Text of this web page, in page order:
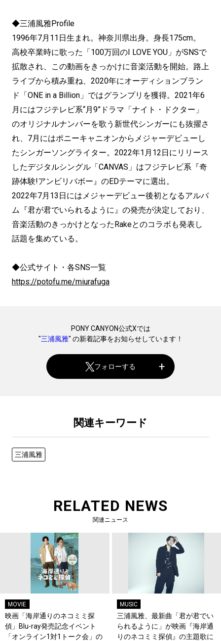
◆三浦風雅Profile
1996年7月11日生まれ。神奈川県出身。身長175cm。
高校卒業時に歌った「100万回のI LOVE YOU」がSNSで
拡散され、この動画をきっかけに音楽活動を開始。路上
ライブから積み重ね、2020年にオーディションブラン
ド「ONE in a Billion」ではグランプリを獲得。2021年6
月にはフジテレビ系“月9”ドラマ「ナイト・ドクター」
のオリジナルナンバーを歌う新世代シンガーにも抜擢さ
れ、7月にはポニーキャニオンからメジャーデビューし
たシンガーソングライター。2022年1月12日にリリース
したデジタルシングル「CANVAS」はフジテレビ系『奇
跡体験!アンビリバボー』 のEDテーマに選出。
2022年7月13日にはメジャーデビュー後初となるアルバ
ム『君が君でいられるように』の発売が決定しており、
音楽活動のきっかけとなったRakeとのコラボも発表し
話題を集めている。
◆公式サイト・各SNS一覧
https://potofu.me/miurafuga
PONY CANYON公式Xでは
"三浦風雅" の新着記事をお知らせしています！
フォローする
関連キーワード
三浦風雅
RELATED NEWS
関連ニュース
MOVIE
映画「海岸通りのネコミミ探
偵」Blu-ray発売記念イベント
「オンライン1対1トーク会」の
MUSIC
三浦風雅、最新曲「君が君でい
られるように」が映画『海岸通
りのネコミミ探偵』の主題歌に